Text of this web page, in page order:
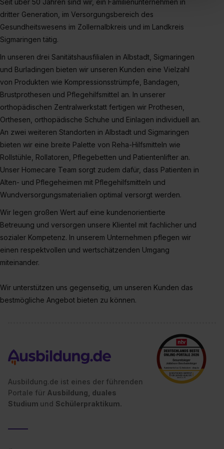
„Social Media und Marketing“ bist du auch damit
einverstanden, dass dir nach Setzen der Cookies externe
Inhalte (z.B. Videos oder Posts) angezeigt und hierfür
erforderliche personenbezogene Daten an Social Media
Eine Erlaubnis hierfür kannst du auch später noch im
Einzelfall bei dem jeweiligen Inhalt erteilen. Willst du nur
bestimmte Verwendungszwecke zulassen, triff deine
Auswahl über die Checkboxen und klick auf „Auswahl
erlauben“. Die Einwilligung zur Platzierung von Cookies
der Kategorien „Präferenzen“, „Statistiken“ und „Social
Media und Marketing“ umfasst hierbei die Einwilligung
zur Übermittlung deiner Daten in die USA (Art. 49 Abs. 1
S. 1 lit. a) DS-GVO). Die USA verfügen über kein
angemessenes Datenschutzniveau (EuGH – Schrems
II). Du kannst die von dir erteilte Einwilligung jederzeit mit
Wirkung für die Zukunft ganz oder teilweise über unsere
Datenschutzerklärung unter dem Punkt „Datenschutz-
einzelnen Cookies findest du durch Klick auf „Details
zeigen“. Weitere Informationen:
Datenschutzerklärung
Impressum
Seit über 50 Jahren sind wir, ein Familienunternehmen in
dritter Generation, im Versorgungsbereich des
Gesundheitswesens im Zollernalbkreis und im Landkreis
Sigmaringen tätig.
In unseren drei Sanitätshausfilialen in Albstadt, Sigmaringen
und Burladingen bieten wir unseren Kunden eine Vielzahl
von Produkten wie Kompressionsstrümpfe, Bandagen,
Brustprothesen und Pflegehilfsmittel an. In unserer
orthopädischen Zentralwerkstatt fertigen wir Prothesen,
Orthesen, orthopädische Schuhe und Einlagen individuell an.
An zwei weiteren Standorten in Albstadt und Sigmaringen
bieten wir eine breite Palette von Reha-Hilfsmitteln wie
Rollstühle, Rollatoren, Pflegebetten und Patientenlifter an.
Unser Homecare Team sorgt zudem dafür, dass Patienten in
Alten- und Pflegeheimen mit Pflegehilfsmitteln und
Wundversorgungsmaterialien optimal versorgt werden.
Wir legen großen Wert auf eine kundenorientierte
Betreuung und versorgen unsere Klientel mit fachlicher und
sozialer Kompetenz. In unserem Unternehmen pflegen wir
einen respektvollen und wertschätzenden Umgang
miteinander.
Wir unterstützen uns gegenseitig, um unseren Kunden das
bestmögliche Angebot bieten zu können.
Ausbildung.de ist eines der führenden
Portale für Ausbildung, duales
Studium und Schülerpraktikum.